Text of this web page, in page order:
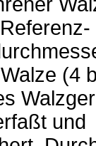
(4
und